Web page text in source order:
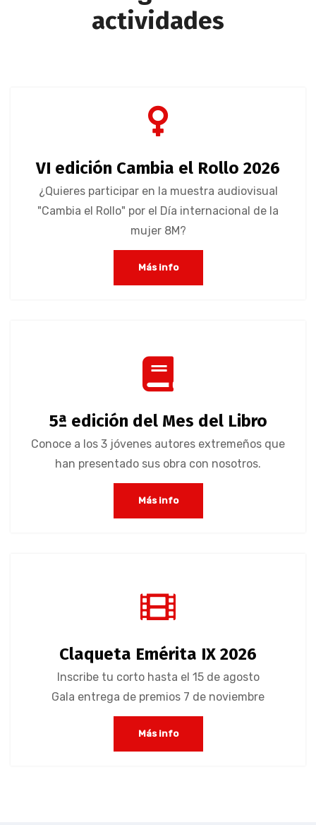
actividades
VI edición Cambia el Rollo 2026
¿Quieres participar en la muestra audiovisual
"Cambia el Rollo" por el Día internacional de la
mujer 8M?
Más info
5ª edición del Mes del Libro
Conoce a los 3 jóvenes autores extremeños que
han presentado sus obra con nosotros.
Más info
Claqueta Emérita IX 2026
Inscribe tu corto hasta el 15 de agosto
Gala entrega de premios 7 de noviembre
Más info